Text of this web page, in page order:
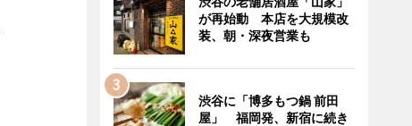
が再始動 本店を大規模改
装、朝・深夜営業も
渋谷に「博多もつ鍋 前田
屋」 福岡発、新宿に続き